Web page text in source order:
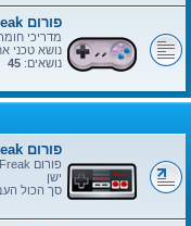
פורום VGFreak - טכני
מדריכי
נושא טכני
נושאים: 45
פורום VGFreak - ישן
ישן
סך הכול